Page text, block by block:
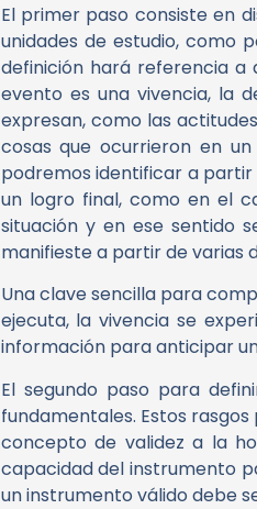
El primer paso consiste en
unidades de estudio, como
definición hará referencia a
evento es una vivencia, la
expresan, como las
cosas que ocurrieron en
podremos identificar a partir
un logro final, como en el
situacióny en ese sentido
manifieste a partir de varias
Una clave sencilla para
ejecuta, la vivencia se
información para anticipar
El segundo paso para
fundamentales. Estos
concepto de validez a la
capacidad del instrumento
un instrumento válido debe